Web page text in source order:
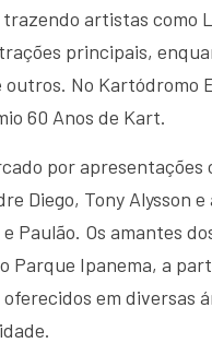
trazendo artistas como
principais,
outros. No Kartódromo
60 Anos de Kart.
por
Diego, Tony Alysson
Paulão. Os amantes
Parque Ipanema, a
em diversas